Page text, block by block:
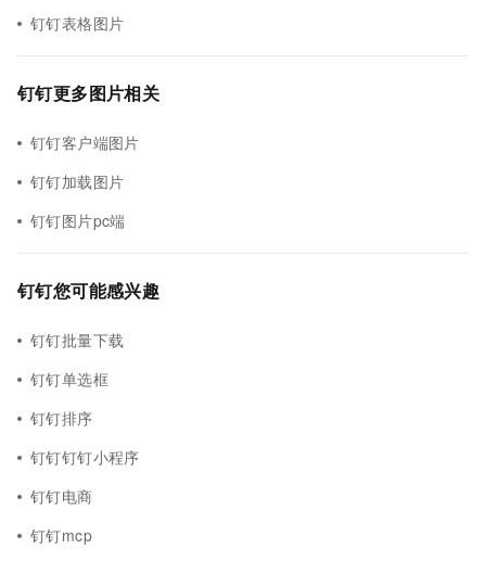
钉钉表格图片
钉钉更多图片相关
钉钉客户端图片
钉钉加载图片
钉钉图片pc端
钉钉您可能感兴趣
钉钉批量下载
钉钉单选框
钉钉排序
钉钉钉钉小程序
钉钉电商
钉钉mcp